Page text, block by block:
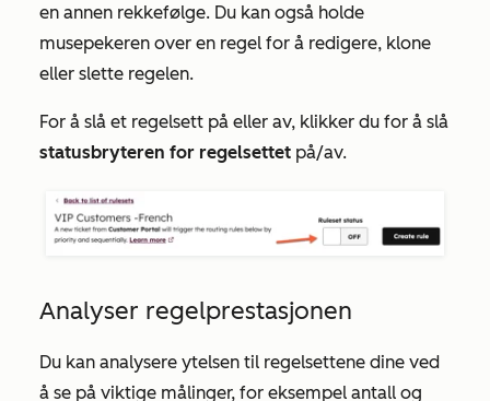
en annen rekkefølge. Du kan også holde
musepekeren over en regel for å redigere, klone
eller slette regelen.
For å slå et regelsett på eller av, klikker du for å slå
statusbryteren for regelsettet på/av.
Analyser regelprestasjonen
Du kan analysere ytelsen til regelsettene dine ved
å se på viktige målinger, for eksempel antall og